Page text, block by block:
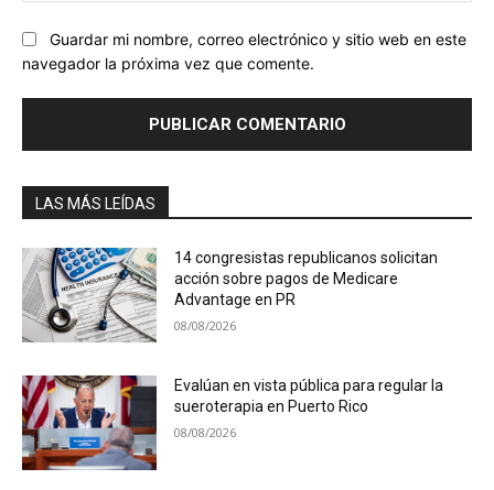
Guardar mi nombre, correo electrónico y sitio web en este
navegador la próxima vez que comente.
LAS MÁS LEÍDAS
14 congresistas republicanos solicitan
acción sobre pagos de Medicare
Advantage en PR
08/08/2026
Evalúan en vista pública para regular la
sueroterapia en Puerto Rico
08/08/2026